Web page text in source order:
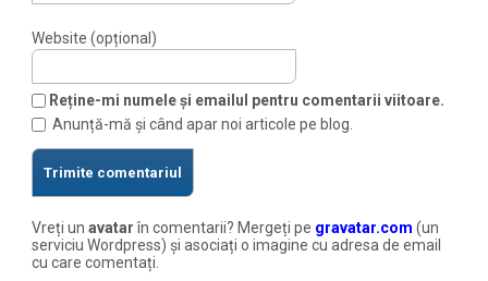
Website (opțional)
Reține-mi numele și emailul pentru comentarii viitoare.
Anunță-mă și când apar noi articole pe blog.
Vreți unavatarîn comentarii? Mergeți pe gravatar.com (un
serviciu Wordpress) și asociați o imagine cu adresa de email
cu care comentați.